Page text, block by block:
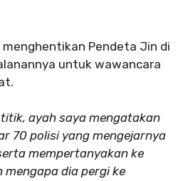
menghentikan Pendeta Jin di
untuk wawancara
titik, ayah saya mengatakan
70 polisi yang mengejarnya
mempertanyakan ke
mengapa dia pergi ke